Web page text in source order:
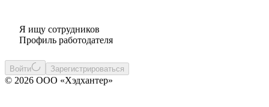
Я ищу сотрудников
Профиль работодателя
Войти Зарегистрироваться
© 2026 ООО «Хэдхантер»